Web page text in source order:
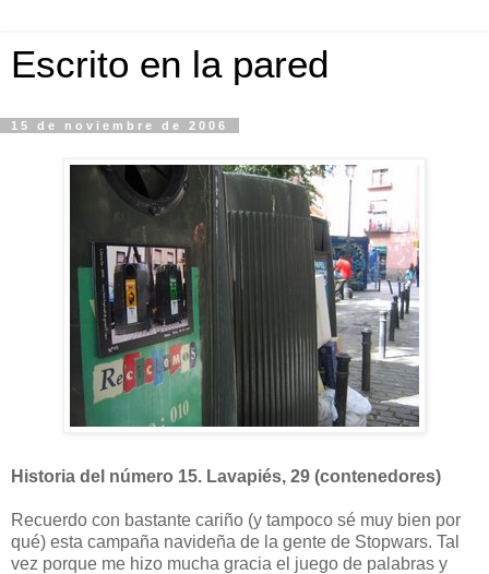
Escrito en la pared
15 de noviembre de 2006
Historia del número 15. Lavapiés, 29 (contenedores)
Recuerdo con bastante cariño (y tampoco sé muy bien por
qué) esta campaña navideña de la gente de Stopwars. Tal
vez porque me hizo mucha gracia el juego de palabras y